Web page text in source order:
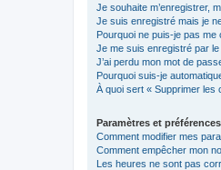
Je souhaite m’enregistrer,
Je suis enregistré mais je
Pourquoi ne puis-je pas me
Je me suis enregistré par
J’ai perdu mon mot de
Pourquoi suis-je
À quoi sert « Supprimer les
Paramètres et
Comment modifier mes
Comment empêcher mon
Les heures ne sont pas